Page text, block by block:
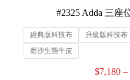
#2325 Adda 三座
經典版科技布 升級版科技布
磨沙生態牛皮
$7,180 –